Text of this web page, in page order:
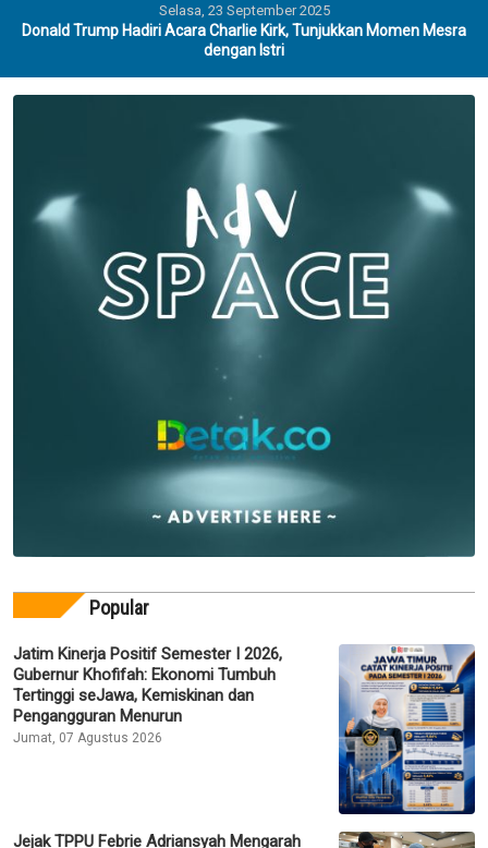
Selasa, 23 September 2025
Donald Trump Hadiri Acara Charlie Kirk, Tunjukkan Momen Mesra
dengan Istri
Popular
Jatim Kinerja Positif Semester I 2026,
Gubernur Khofifah: Ekonomi Tumbuh
Tertinggi seJawa, Kemiskinan dan
Pengangguran Menurun
Jumat, 07 Agustus 2026
Jejak TPPU Febrie Adriansyah Mengarah